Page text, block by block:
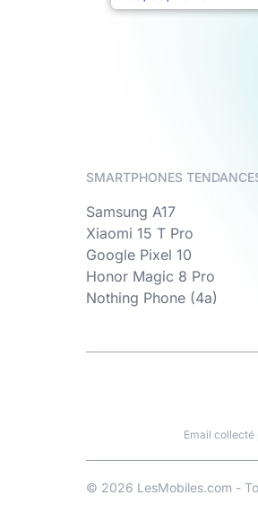
SMARTPHONES
Samsung A17
Xiaomi 15 T Pro
Google Pixel 10
Honor Magic 8 Pro
Nothing Phone (4a)
Email
© 2026 LesMobiles.com -